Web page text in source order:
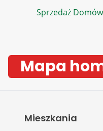
Sprzedaż
Mapa
Mieszkania